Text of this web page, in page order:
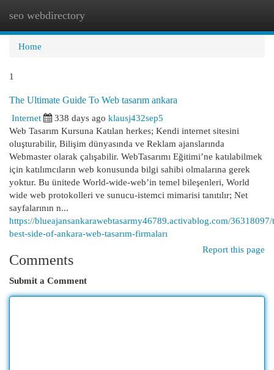
seo webdirectory
Home
1
The Ultimate Guide To Web tasarım ankara
Internet
338 days ago klausj432sep5
Web Tasarım Kursuna Katılan herkes; Kendi internet sitesini
oluşturabilir, Bilişim dünyasında ve Reklam ajanslarında
Webmaster olarak çalışabilir. WebTasarımı Eğitimi’ne katılabilmek
için katılımcıların web konusunda bilgi sahibi olmalarına gerek
yoktur. Bu ünitede World-wide-web’in temel bileşenleri, World
wide web protokolleri ve sunucu-istemci mimarisi tanıtılır; Net
sayfalarının n...
https://blueajansankarawebtasarmy46789.activablog.com/36318097/
best-side-of-ankara-web-tasarım-firmaları
Report this page
Comments
Submit a Comment